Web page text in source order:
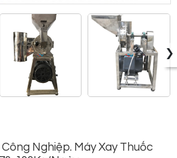
›
Nghiệp. Máy Xay Thuốc